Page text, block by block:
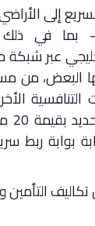
إلى الأراضي
– بما في
عبر
البعض، من
مطارٍ
بوابة ربط